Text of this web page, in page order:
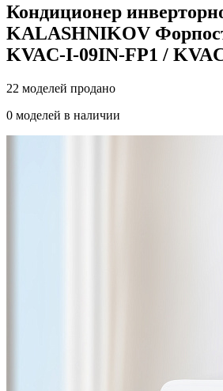
Кондиционер
KALASHNIKOV
KVAC-I-09IN-FP1 /
22 моделей продано
0 моделей в наличии